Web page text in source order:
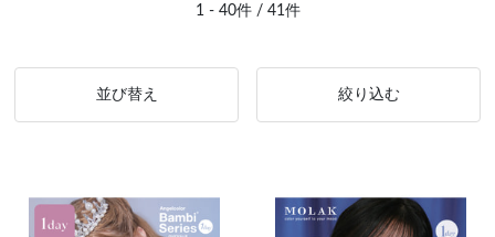
1 - 40件 / 41件
並び替え 絞り込む